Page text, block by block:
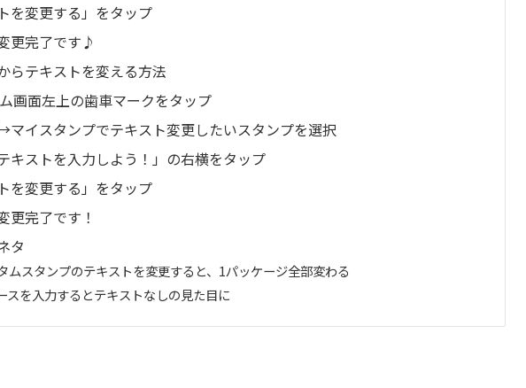
を変更する」をタップ
更完了です♪
らテキストを変える方法
画面左上の歯車マークをタップ
マイスタンプでテキスト変更したいスタンプを選択
キストを入力しよう！」の右横をタップ
を変更する」をタップ
更完了です！
タ
ムスタンプのテキストを変更すると、1パッケージ全部変わる
スを入力するとテキストなしの見た目に